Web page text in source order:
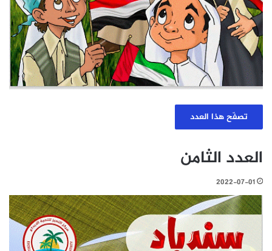
تصفّح هذا العدد
العدد الثامن
2022-07-01